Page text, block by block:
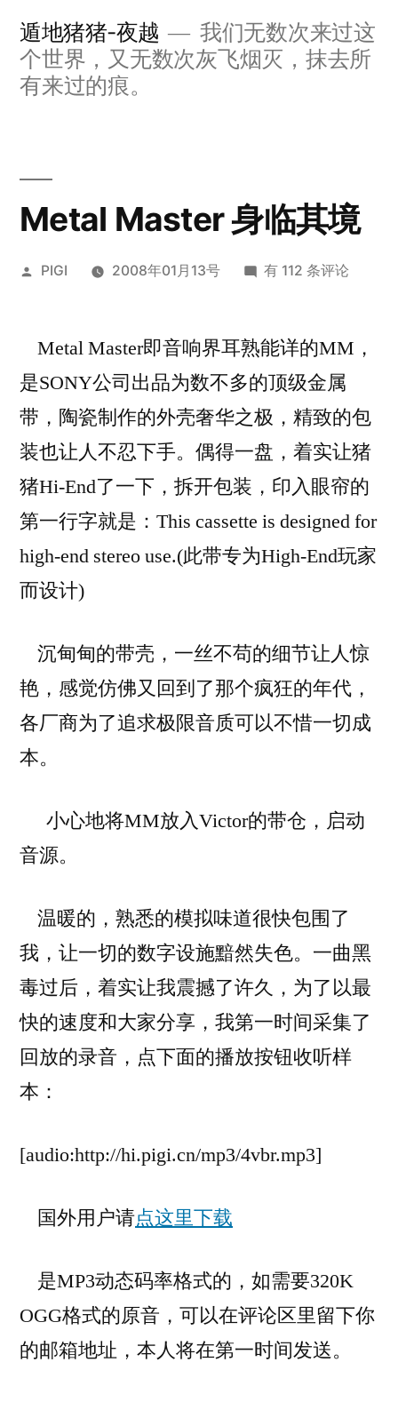
遁地猪猪-夜越
我们无数次来过这
个世界，又无数次灰飞烟灭，抹去所
有来过的痕。
Metal Master 身临其境
发
PIGI 2008年01月13号
Metal
临
境
有 112 条评论
Metal Master即音响界耳熟能详的MM，
是SONY公司出品为数不多的顶级金属
带，陶瓷制作的外壳奢华之极，精致的包
装也让人不忍下手。偶得一盘，着实让猪
猪Hi-End了一下，拆开包装，印入眼帘的
第一行字就是：This cassette is designed for
high-end stereo use.(此带专为High-End玩家
而设计)
沉甸甸的带壳，一丝不苟的细节让人惊
艳，感觉仿佛又回到了那个疯狂的年代，
各厂商为了追求极限音质可以不惜一切成
本。
小心地将MM放入Victor的带仓，启动
音源。
温暖的，熟悉的模拟味道很快包围了
我，让一切的数字设施黯然失色。一曲黑
毒过后，着实让我震撼了许久，为了以最
快的速度和大家分享，我第一时间采集了
回放的录音，点下面的播放按钮收听样
本：
[audio:http://hi.pigi.cn/mp3/4vbr.mp3]
国外用户请点这里下载
是MP3动态码率格式的，如需要320K
OGG格式的原音，可以在评论区里留下你
的邮箱地址，本人将在第一时间发送。